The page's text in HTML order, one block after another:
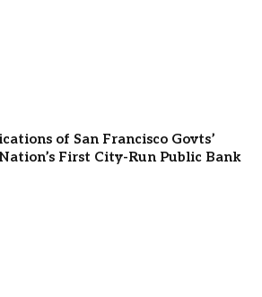
of San Francisco Govts’
First City-Run Public Bank